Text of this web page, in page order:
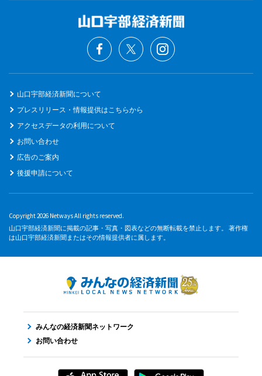
山口宇部経済新聞について
プレスリリース・情報提供はこちらから
アクセスデータの利用について
お問い合わせ
広告のご案内
後援申請について
Copyright 2026 Netways All rights reserved.
山口宇部経済新聞に掲載の記事・写真・図表などの無断転載を禁止します。 著作権
は山口宇部経済新聞またはその情報提供者に属します。
みんなの経済新聞ネットワーク
お問い合わせ